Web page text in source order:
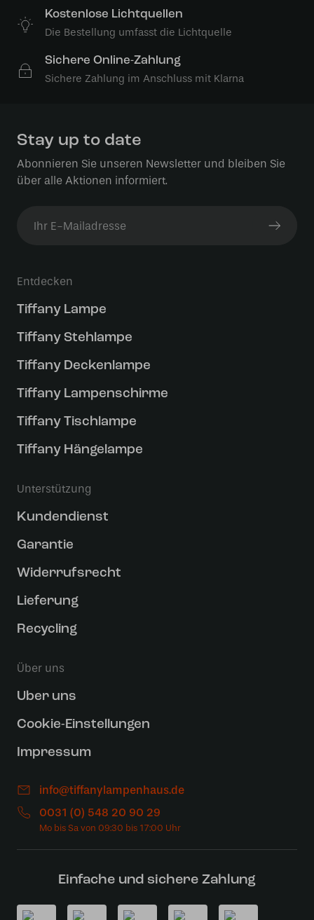
Kostenlose Lichtquellen
Die Bestellung umfasst die Lichtquelle
Sichere Online-Zahlung
Sichere Zahlung im Anschluss mit Klarna
Stay up to date
Abonnieren Sie unseren Newsletter und bleiben Sie
über alle Aktionen informiert.
Entdecken
Tiffany Lampe
Tiffany Stehlampe
Tiffany Deckenlampe
Tiffany Lampenschirme
Tiffany Tischlampe
Tiffany Hängelampe
Unterstützung
Kundendienst
Garantie
Widerrufsrecht
Lieferung
Recycling
Über uns
Uber uns
Cookie-Einstellungen
Impressum
info@tiffanylampenhaus.de
0031 (0) 548 20 90 29
Einfache und sichere Zahlung